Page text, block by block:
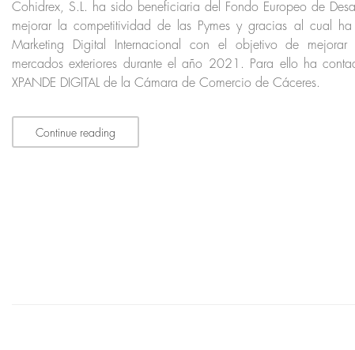
Cohidrex, S.L. ha sido beneficiaria del Fondo Europeo de
mejorar la competitividad de las Pymes y gracias al cual
Marketing Digital Internacional con el objetivo de mejorar
mercados exteriores durante el año 2021. Para ello ha
XPANDE DIGITAL de la Cámara de Comercio de Cáceres.
Continue reading